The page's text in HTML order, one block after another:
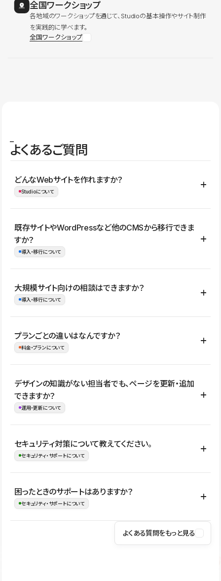
全国ワークショップ
各地域のワークショップを通じて、Studioの基本操作やサイト制作
を実践的に学べます。
全国ワークショップ
よくあるご質問
どんなWebサイトを作れますか？
Studioについて
コーポレートサイト、サービスサイト、LP、採用サイト、ブロ
グ・メディア、イベントサイト、店舗・商品紹介サイト、ポートフ
ォリオなど幅広く制作できます。
既存サイトやWordPressなど他のCMSから移行できま
すか？
導入・移行について
はい。既存サイトの構成やコンテンツ、URLを整理したうえで、
Studio上に再構築する形で移行できます。 WordPressの場合は、
イト全体のデザインや設定がそのまま移行されるわけではないた
め、移行後にページ構成やデザイン、CMS設計、URL・リダイレク
大規模サイト向けの相談はできますか？
導入・移行について
はい。アクセス規模が大きいサイトや、複数部門での運用、権限管
理、セキュリティ確認、既存システムとの連携など、個別の要件が
ない段階でも、お問い合わせください。
お問合せはこちら
プランごとの違いはなんですか？
料金・プランについて
公開ページ数、バージョン履歴の期間、CMS利用数の上限、権限
管理の有無などがプランごとに異なります。詳しくは料金プランペ
ージをご覧ください。
デザインの知識がない担当者でも、ページを更新・追加
できますか？
運用・更新について
はい。CMSやコンポーネントを活用して更新範囲を設計しておく
ことで、デザインを崩しにくい状態で運用できます。 さらにコン
ながらレイアウトに影響を与えずに更新作業を進めやすくなりま
す。
セキュリティ対策について教えてください。
セキュリティ・サポートについて
Studioでは、公開サイトやサービスを安全に利用できるよう、通信
の暗号化、データ保護、アクセス管理、脆弱性対策など、複数の観
はSSL/TLSによる通信暗号化に対応しており、悪質なスクリプトの
困ったときのサポートはありますか？
セキュリティ・サポートについて
操作方法や機能については、ヘルプセンターでご確認いただけま
よくある質問をもっと見る